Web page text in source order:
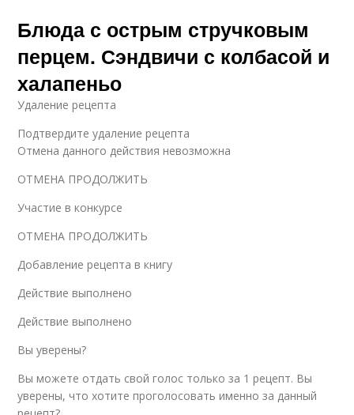
Блюда с острым стручковым
перцем. Сэндвичи с колбасой и
халапеньо
Удаление рецепта
Подтвердите удаление рецепта
Отмена данного действия невозможна
ОТМЕНА ПРОДОЛЖИТЬ
Участие в конкурсе
ОТМЕНА ПРОДОЛЖИТЬ
Добавление рецепта в книгу
Действие выполнено
Действие выполнено
Вы уверены?
Вы можете отдать свой голос только за 1 рецепт. Вы
уверены, что хотите проголосовать именно за данный